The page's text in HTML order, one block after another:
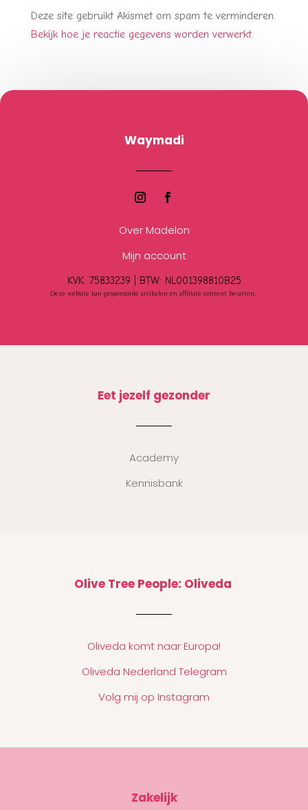
Deze site gebruikt Akismet om spam te verminderen.
Bekijk hoe je reactie gegevens worden verwerkt.
Waymadi
Over Madelon
Mijn account
KVK: 75833239 | BTW: NL001398810B25
Deze website kan gesponsorde artikelen en affiliate content bevatten.
Eet jezelf gezonder
Academy
Kennisbank
Olive Tree People: Oliveda
Oliveda komt naar Europa!
Oliveda Nederland Telegram
Volg mij op Instagram
Zakelijk